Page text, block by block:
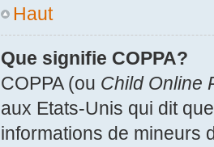
Haut
Que signifie COPPA?
COPPA (ou Child Online
aux Etats-Unis qui dit
informations de mineurs